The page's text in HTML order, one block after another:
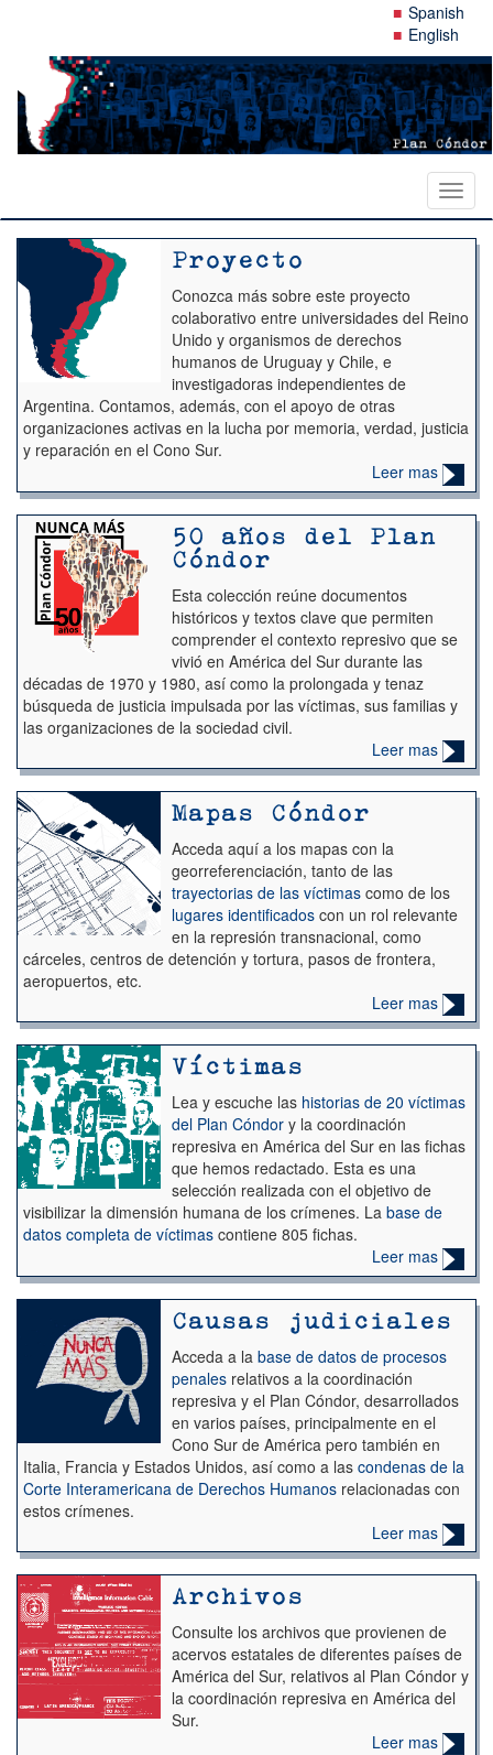
contenido
principal
Spanish
English
Proyecto
Conozca más sobre este proyecto
colaborativo entre universidades del Reino
Unido y organismos de derechos
humanos de Uruguay y Chile, e
investigadoras independientes de
Argentina. Contamos, además, con el apoyo de otras
organizaciones activas en la lucha por memoria, verdad, justicia
y reparación en el Cono Sur.
Leer mas
50 años del Plan
Cóndor
Esta colección reúne documentos
históricos y textos clave que permiten
comprender el contexto represivo que se
vivió en América del Sur durante las
décadas de 1970 y 1980, así como la prolongada y tenaz
búsqueda de justicia impulsada por las víctimas, sus familias y
las organizaciones de la sociedad civil.
Leer mas
Mapas Cóndor
Acceda aquí a los mapas con la
georreferenciación, tanto de las
trayectorias de las víctimas como de los
lugares identificados con un rol relevante
en la represión transnacional, como
cárceles, centros de detención y tortura, pasos de frontera,
aeropuertos, etc.
Leer mas
Víctimas
Lea y escuche las historias de 20 víctimas
del Plan Cóndor y la coordinación
represiva en América del Sur en las fichas
que hemos redactado. Esta es una
selección realizada con el objetivo de
visibilizar la dimensión humana de los crímenes. La base de
datos completa de víctimas contiene 805 fichas.
Leer mas
Causas judiciales
Acceda a la base de datos de procesos
penales relativos a la coordinación
represiva y el Plan Cóndor, desarrollados
en varios países, principalmente en el
Cono Sur de América pero también en
Italia, Francia y Estados Unidos, así como a las condenas de la
Corte Interamericana de Derechos Humanos relacionadas con
estos crímenes.
Leer mas
Archivos
Consulte los archivos que provienen de
acervos estatales de diferentes países de
América del Sur, relativos al Plan Cóndor y
la coordinación represiva en América del
Sur.
Leer mas